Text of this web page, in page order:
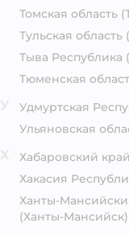
Томская область
Тульская область
Тыва Республика
Тюменская
Удмуртская
Ульяновская
Хабаровский край
Хакасия
Ханты-
(Ханты-Мансийск)